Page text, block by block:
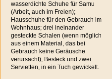
wasserdichte Schuhe für Samu
(Arbeit, auch im Freien);
Hausschuhe für den Gebrauch im
Wohnhaus; drei ineinander
gesteckte Schalen (wenn möglich
aus einem Material, das bei
Gebrauch keine Geräusche
verursacht), Besteck und zwei
Servietten, in ein Tuch gewickelt.